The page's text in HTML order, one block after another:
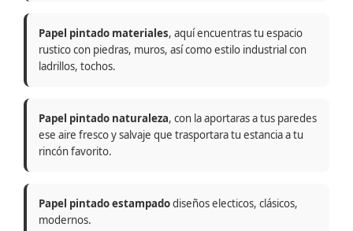
Papel pintado materiales, aquí encuentras tu espacio
rustico con piedras, muros, así como estilo industrial con
ladrillos, tochos.
Papel pintado naturaleza, con la aportaras a tus paredes
ese aire fresco y salvaje que trasportara tu estancia a tu
rincón favorito.
Papel pintado estampadodiseños electicos, clásicos,
modernos.